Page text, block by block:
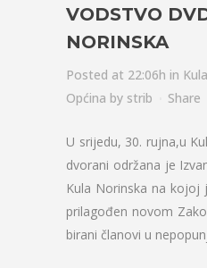
VODSTVO
NORINSKA
Posted at 22:06h in
Općina by strib Share
U srijedu, 30. rujna,u
dvorani održana je
Kula Norinska na kojoj
prilagođen novom
birani članovi u